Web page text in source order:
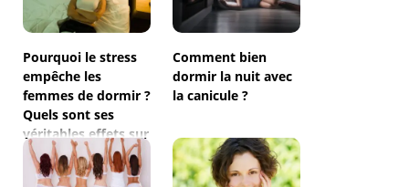
Pourquoi le stress
empêche les
femmes de dormir ?
Quels sont ses
véritables effets sur
leur santé ?
Comment bien
dormir la nuit avec
la canicule ?